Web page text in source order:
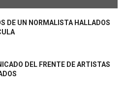
DE UN NORMALISTA HALLADOS
DEL FRENTE DE ARTISTAS